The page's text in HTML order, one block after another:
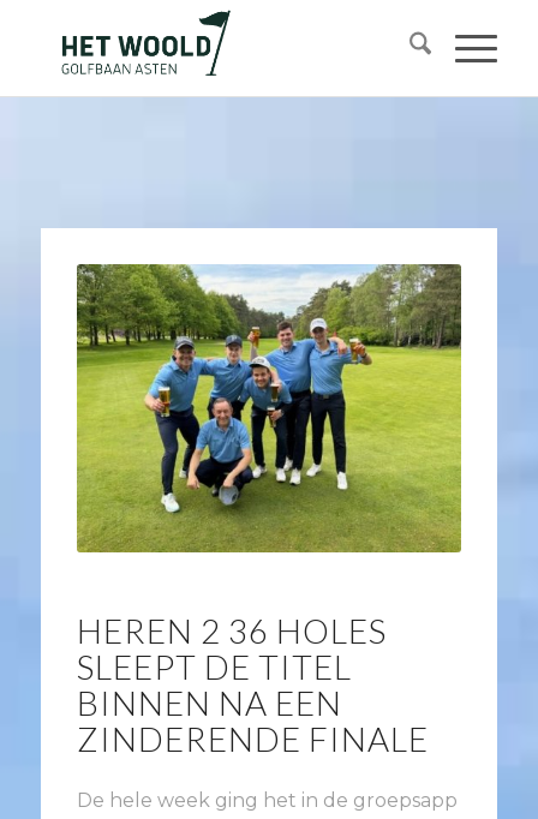
HEREN 2 36 HOLES
SLEEPT DE TITEL
BINNEN NA EEN
ZINDERENDE FINALE
De hele week ging het in de groepsapp